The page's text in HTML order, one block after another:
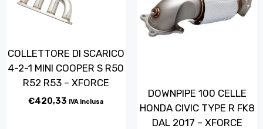
COLLETTORE DI SCARICO
4-2-1 MINI COOPER S R50
R52 R53 – XFORCE
€420,33 IVA inclusa
DOWNPIPE 100 CELLE
HONDA CIVIC TYPE R FK8
DAL 2017 – XFORCE